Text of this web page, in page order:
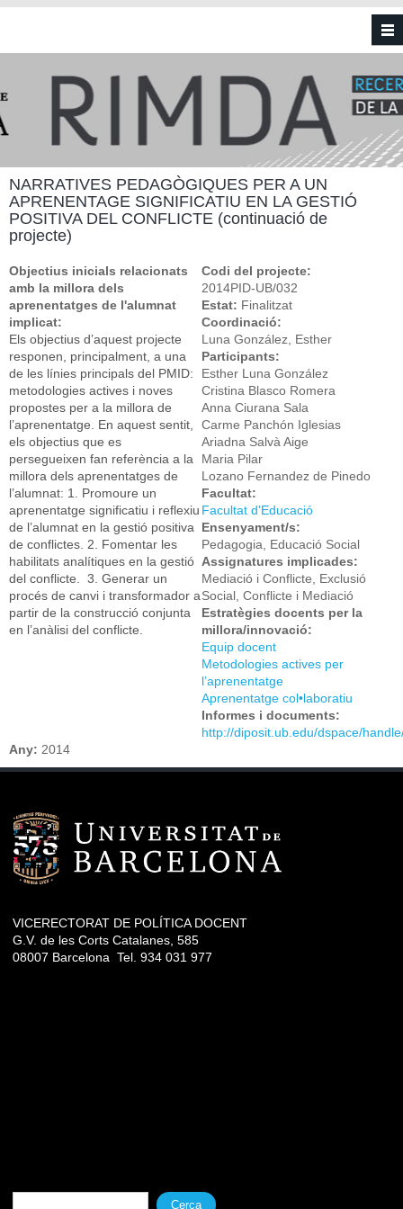
Vés al contingut
NARRATIVES PEDAGÒGIQUES PER A UN
APRENENTAGE SIGNIFICATIU EN LA GESTIÓ
POSITIVA DEL CONFLICTE (continuació de
projecte)
Objectius inicials relacionats
amb la millora dels
aprenentatges de l'alumnat
implicat:
Els objectius d’aquest projecte
responen, principalment, a una
de les línies principals del PMID:
metodologies actives i noves
propostes per a la millora de
l’aprenentatge. En aquest sentit,
els objectius que es
persegueixen fan referència a la
millora dels aprenentatges de
l’alumnat: 1. Promoure un
aprenentatge significatiu i reflexiu
de l’alumnat en la gestió positiva
de conflictes. 2. Fomentar les
habilitats analítiques en la gestió
del conflicte. 3. Generar un
procés de canvi i transformador a
partir de la construcció conjunta
en l’anàlisi del conflicte.
Codi del projecte:
2014PID-UB/032
Estat: Finalitzat
Coordinació:
Luna González, Esther
Participants:
Esther Luna González
Cristina Blasco Romera
Anna Ciurana Sala
Carme Panchón Iglesias
Ariadna Salvà Aige
Maria Pilar
Lozano Fernandez de Pinedo
Facultat:
Facultat d'Educació
Ensenyament/s:
Pedagogia, Educació Social
Assignatures implicades:
Mediació i Conflicte, Exclusió
Social, Conflicte i Mediació
Estratègies docents per la
millora/innovació:
Equip docent
Metodologies actives per
l’aprenentatge
Aprenentatge col•laboratiu
Informes i documents:
http://diposit.ub.edu/dspace/
Any: 2014
VICERECTORAT DE POLÍTICA DOCENT
G.V. de les Corts Catalanes, 585
08007 Barcelona Tel. 934 031 977
Formulari de cerca
Cerca